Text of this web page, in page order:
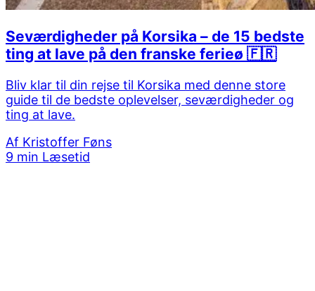
Seværdigheder på Korsika – de 15 bedste
ting at lave på den franske ferieø 🇫🇷
Bliv klar til din rejse til Korsika med denne store
guide til de bedste oplevelser, seværdigheder og
ting at lave.
Af Kristoffer Føns
9 min Læsetid